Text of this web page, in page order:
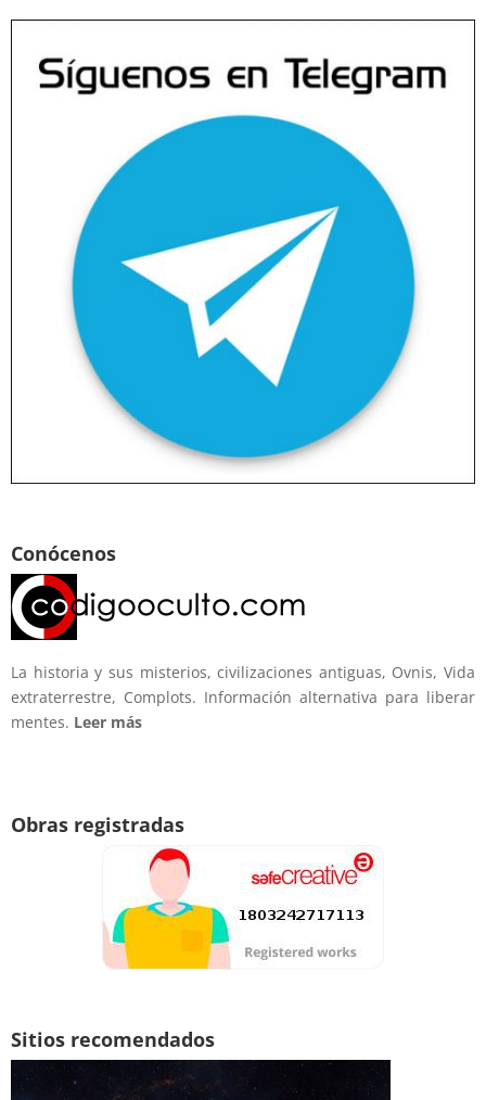
Conócenos
La historia y sus misterios, civilizaciones antiguas, Ovnis, Vida
extraterrestre, Complots. Información alternativa para liberar
mentes. Leer más
Obras registradas
Sitios recomendados